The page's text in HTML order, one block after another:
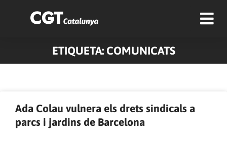
ETIQUETA: COMUNICATS
Ada Colau vulnera els drets sindicals a
parcs i jardins de Barcelona